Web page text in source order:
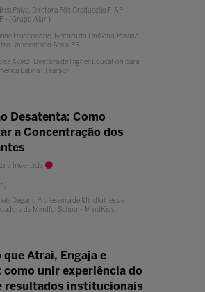
Paiva, Diretora Pós Graduação FIAP -
- (Grupo Alun)
Franciscone, Reitora do UniSenai Paraná -
Universitário Senai PR
Avilez, Diretora de Higher Education para
Latina - Pearson
Desatenta: Como
a Concentração dos
Invertida
Degani, Professora de Mindfulness e
da Mindful School - MindKids
que Atrai, Engaja e
como unir experiência do
resultados institucionais